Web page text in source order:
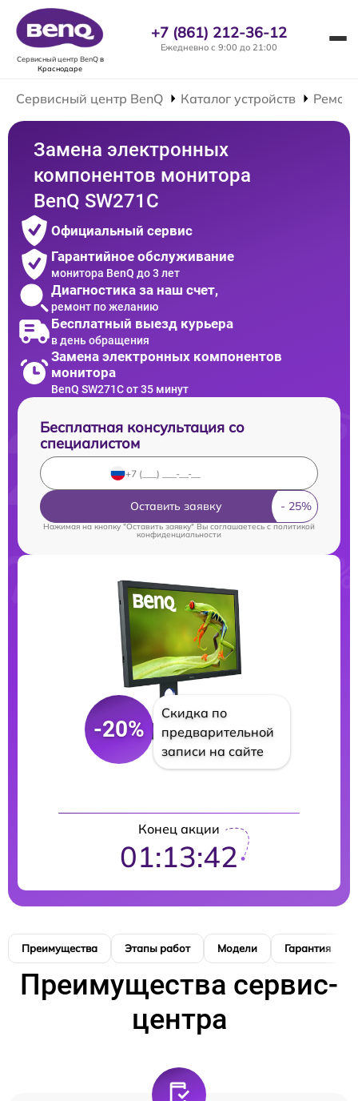
Сервисный центр BenQв
Краснодаре
+7 (861) 212-36-12
Ежедневно с 9:00 до 21:00
Сервисный центр BenQ Каталог устройств
Замена электронных
компонентов монитора
BenQ SW271C
Официальный сервис
Гарантийное обслуживание
монитора BenQ до 3 лет
Диагностика за наш счет,
ремонт по желанию
Бесплатный выезд курьера
в день обращения
Замена электронных компонентов
монитора
BenQ SW271C от 35 минут
Бесплатная консультация со
специалистом
Оставить заявку
Нажимая на кнопку "Оставить заявку" Вы соглашаетесь cполитикой
конфиденциальности
-20%
Скидка по
предварительной
записи на сайте
Конец акции
01:13:41
Преимущества Этапы работ Модели Гарантия
Преимущества сервис-
центра